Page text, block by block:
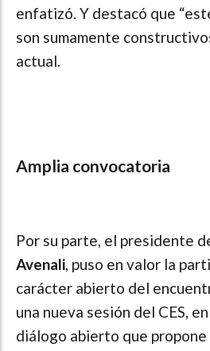
enfatizó. Y destacó que
son sumamente
actual.
Amplia convocatoria
Por su parte, el presidente
Avenali, puso en valor la
carácter abierto del
una nueva sesión del CES,
diálogo abierto que propone